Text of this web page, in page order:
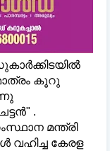
കൂറു
.
മന്ത്രി
വഹിച്ച കേരള